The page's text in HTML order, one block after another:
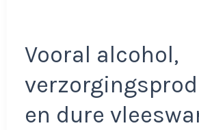
Vooral alcohol,
en dure